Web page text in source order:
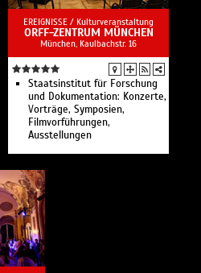
EREIGNISSE / Kulturveranstaltung
ORFF-ZENTRUM MÜNCHEN
München, Kaulbachstr. 16
Staatsinstitut für Forschung
und Dokumentation: Konzerte,
Vorträge, Symposien,
Filmvorführungen,
Ausstellungen